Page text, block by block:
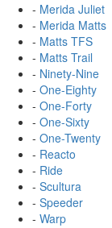
- Merida Juliet
- Merida Matts
- Matts TFS
- Matts Trail
- Ninety-Nine
- One-Eighty
- One-Forty
- One-Sixty
- One-Twenty
- Reacto
- Ride
- Scultura
- Speeder
- Warp